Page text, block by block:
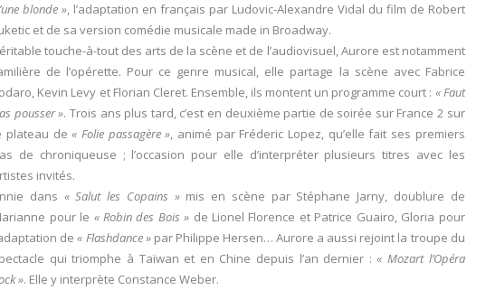
blonde », l’adaptation en français par Ludovic-Alexandre Vidal du film de Robert
et de sa version comédie musicale made in Broadway.
touche-à-tout des arts de la scène et de l’audiovisuel, Aurore est notamment
de l’opérette. Pour ce genre musical, elle partage la scène avec Fabrice
Kevin Levy et Florian Cleret. Ensemble, ils montent un programme court : « Faut
pousser ». Trois ans plus tard, c’est en deuxième partie de soirée sur France 2 sur
plateau de« Folie passagère », animé par Fréderic Lopez, qu’elle fait ses premiers
de chroniqueuse ; l’occasion pour elle d’interpréter plusieurs titres avec les
invités.
dans « Salut les Copains »mis en scène par Stéphane Jarny, doublure de
pour le « Robin des Bois » de Lionel Florence et Patrice Guairo, Gloria pour
de« Flashdance »par Philippe Hersen… Aurore a aussi rejoint la troupe du
qui triomphe à Taïwan et en Chine depuis l’an dernier :« Mozart l’Opéra
». Elle y interprète Constance Weber.